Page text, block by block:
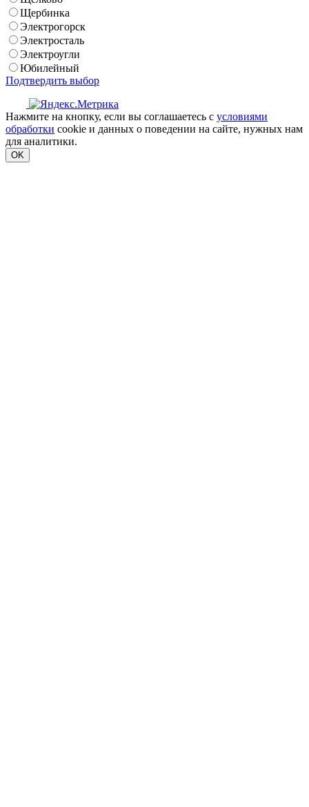
Щербинка
Электрогорск
Электросталь
Электроугли
Юбилейный
Подтвердить выбор
Нажмите на кнопку, если вы соглашаетесь с условиями
обработки cookie и данных о поведении на сайте, нужных нам
для аналитики.
OK